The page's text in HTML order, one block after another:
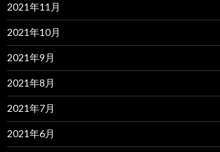
2021年11月
2021年10月
2021年9月
2021年8月
2021年7月
2021年6月